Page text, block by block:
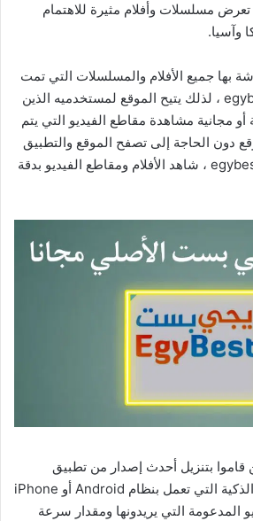
، لذلك لا تزال egybest تعرض مسلسلات وأفلام مثيرة للاهتمام
وآسيا.
بها جميع الأفلام والمسلسلات التي تمت
معالجتها على موقع egybest ، لذلك يتيح الموقع لمستخدميه الذين
مجانية مشاهدة مقاطع الفيديو التي يتم
دون الحاجة إلى تصفح الموقع والتطبيق
يدعم أحدث إصدار من egybest ، شاهد الأفلام ومقاطع الفيديو بدقة
قاموا بتنزيل أحدث إصدار من تطبيق
egybest على هواتفهم الذكية التي تعمل بنظام Android أو iPhone
المدعومة التي يريدونها ومقدار سرعة